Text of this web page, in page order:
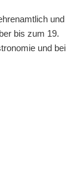
und
bis zum 19.
und bei